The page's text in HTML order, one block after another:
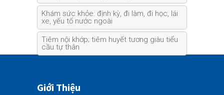
Khám sức khỏe: định kỳ, đi làm, đi học, lái
xe, yếu tố nước ngoài
Tiêm nội khớp; tiêm huyết tương giàu tiểu
cầu tự thân
Giới Thiệu